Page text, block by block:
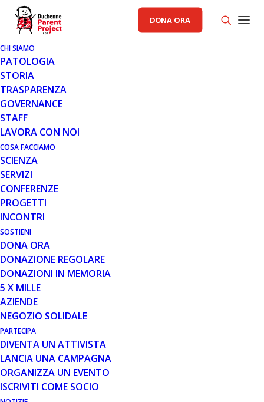
DONA ORA
CHI SIAMO
PATOLOGIA
STORIA
TRASPARENZA
GOVERNANCE
STAFF
LAVORA CON NOI
COSA FACCIAMO
SCIENZA
SERVIZI
CONFERENZE
PROGETTI
INCONTRI
SOSTIENI
DONA ORA
DONAZIONE REGOLARE
DONAZIONI IN MEMORIA
5 X MILLE
AZIENDE
NEGOZIO SOLIDALE
PARTECIPA
DIVENTA UN ATTIVISTA
LANCIA UNA CAMPAGNA
ORGANIZZA UN EVENTO
ISCRIVITI COME SOCIO
PROGETTI
9 SET 2024
PARTE IN SICILIA IL PROGETTO
“PARENT PROJECT ON THE
ROAD”